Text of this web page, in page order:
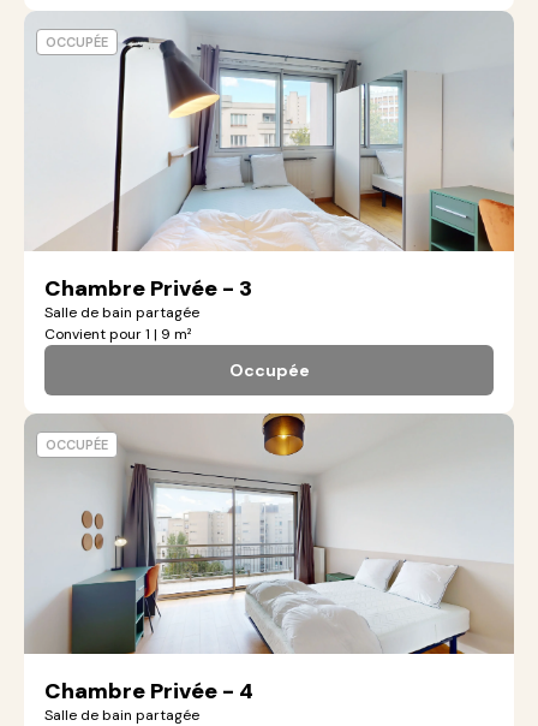
Chambre Privée - 3
Salle de bain partagée
Convient pour 1 | 9 m²
Occupée
OCCUPÉE
Chambre Privée - 4
Salle de bain partagée
OCCUPÉE